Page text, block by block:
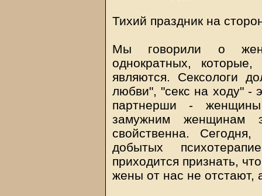
Тихий праздник на
Мы говорили о
однократных,
являются. Сексологи
любви", "секс на ходу" -
партнерши -
замужним женщинам
свойственна.
добытых
приходится признать,
жены от нас не отстают,